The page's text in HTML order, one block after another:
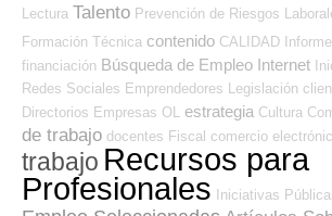
Lectura Talento Prevención de Riesgos
Formación Técnica contenido CALIDAD
financiación Búsqueda de Empleo Internet
Redes Sociales Emprendedores
Legislación
Directorios Empresas OL
estrategia Cultura
de trabajo docentes Fiscal comercio
trabajo Recursos para
Profesionales
Iniciativas